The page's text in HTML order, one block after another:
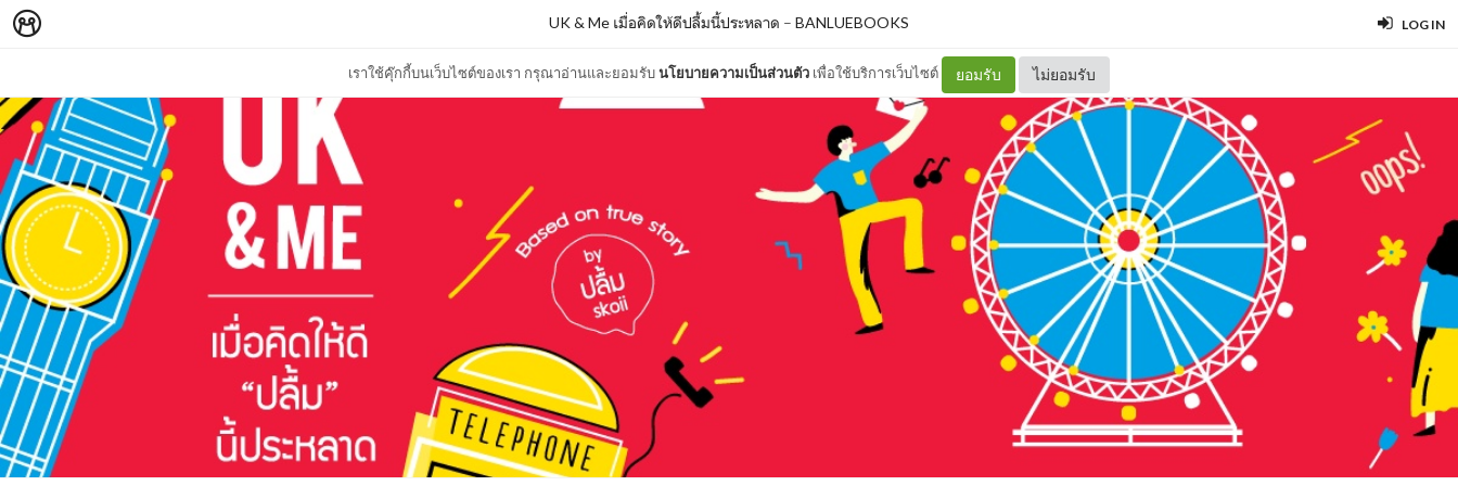
LOG IN
เราใช้คุ๊กกี้บนเว็บไซต์ของเรา กรุณาอ่านและยอมรับนโยบายความเป็นส่วนตัว เพื่อใช้บริการเว็บไซต์ ยอมรับ ไม่ยอมรับ
UK & Me เมื่อคิดให้ดีปลื้มนี้ประหลาด – BANLUEBOOKS